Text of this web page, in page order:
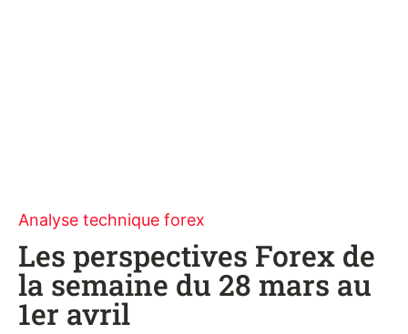
Analyse technique forex
Les perspectives Forex de
la semaine du 28 mars au
1er avril